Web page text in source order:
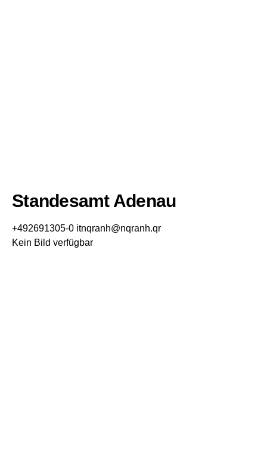
Standesamt Adenau
+492691305-0 itnqranh@nqranh.qr
Kein Bild verfügbar